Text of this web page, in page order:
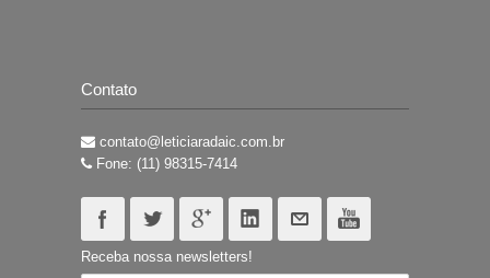
Contato
contato@leticiaradaic.com.br
Fone: (11) 98315-7414
Receba nossa newsletters!